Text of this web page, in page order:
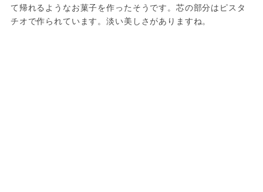
て帰れるようなお菓子を作ったそうです。芯の部分はピスタ
チオで作られています。淡い美しさがありますね。